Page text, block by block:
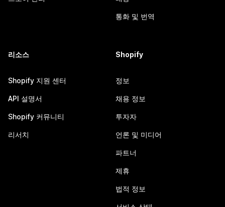
통화 및 번역
리소스
Shopify 지원 센터
API 설명서
Shopify 커뮤니티
리서치
Shopify
정보
채용 정보
투자자
언론 및 미디어
파트너
제휴
법적 정보